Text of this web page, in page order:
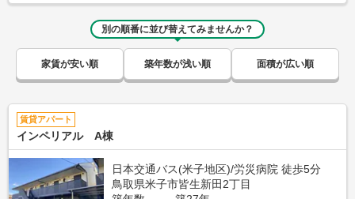
別の順番に並び替えてみませんか？
家賃が安い順 築年数が浅い順 面積が広い順
賃貸アパート
インペリアル A棟
日本交通バス(米子地区)/労災病院 徒歩5分
鳥取県米子市皆生新田2丁目